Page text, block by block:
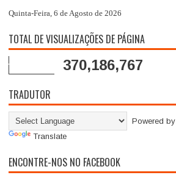
Quinta-Feira, 6 de Agosto de 2026
TOTAL DE VISUALIZAÇÕES DE PÁGINA
370,186,767
TRADUTOR
Powered by
Translate
ENCONTRE-NOS NO FACEBOOK